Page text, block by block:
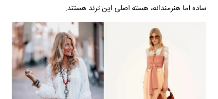
ساده اما هنرمندانه، هسته اصلی این ترند هستند.